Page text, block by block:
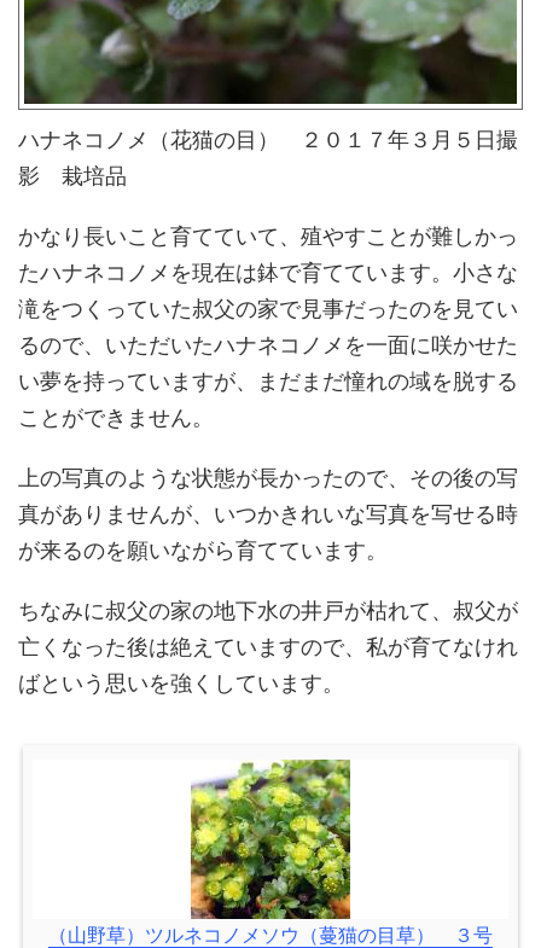
ハナネコノメ（花猫の目） ２０１７年３月５日撮
影 栽培品
かなり長いこと育てていて、殖やすことが難しかっ
たハナネコノメを現在は鉢で育てています。小さな
滝をつくっていた叔父の家で見事だったのを見てい
るので、いただいたハナネコノメを一面に咲かせた
い夢を持っていますが、まだまだ憧れの域を脱する
ことができません。
上の写真のような状態が長かったので、その後の写
真がありませんが、いつかきれいな写真を写せる時
が来るのを願いながら育てています。
ちなみに叔父の家の地下水の井戸が枯れて、叔父が
亡くなった後は絶えていますので、私が育てなけれ
ばという思いを強くしています。
（山野草）ツルネコノメソウ（蔓猫の目草） ３号